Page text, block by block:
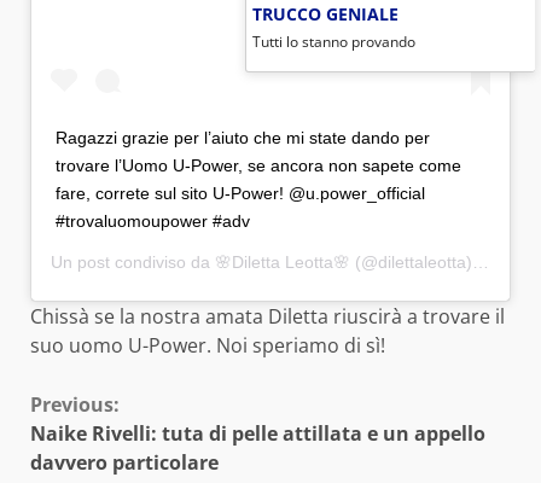
Ragazzi grazie per l’aiuto che mi state dando per
trovare l’Uomo U-Power, se ancora non sapete come
fare, correte sul sito U-Power! @u.power_official
#trovaluomoupower #adv
Un post condiviso da 🌸Diletta Leotta🌸 (@dilettaleotta) in data:
Chissà se la nostra amata Diletta riuscirà a trovare il
suo uomo U-Power. Noi speriamo di sì!
Continue
Reading
Previous:
Naike Rivelli: tuta di pelle attillata e un appello
davvero particolare
TRUCCO GENIALE
Tutti lo stanno provando